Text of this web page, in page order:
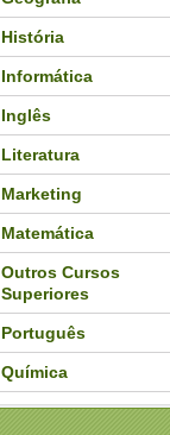
História
Informática
Inglês
Literatura
Marketing
Matemática
Outros Cursos
Superiores
Português
Química